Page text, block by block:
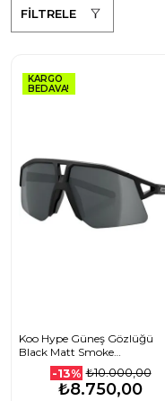
FİLTRELE
KARGO
BEDAVA!
Koo Hype Güneş Gözlüğü
Black Matt Smoke
OEY00013827
-13% ₺10.000,00
₺8.750,00